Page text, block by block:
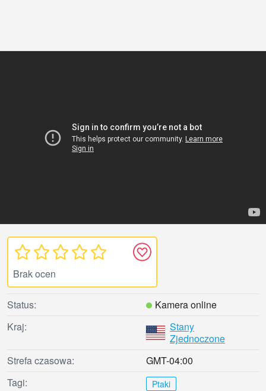
Brak ocen
Status:
Kamera online
Kraj:
Stany
Zjednoczone
Strefa czasowa:
GMT-04:00
Tagi:
Ptaki